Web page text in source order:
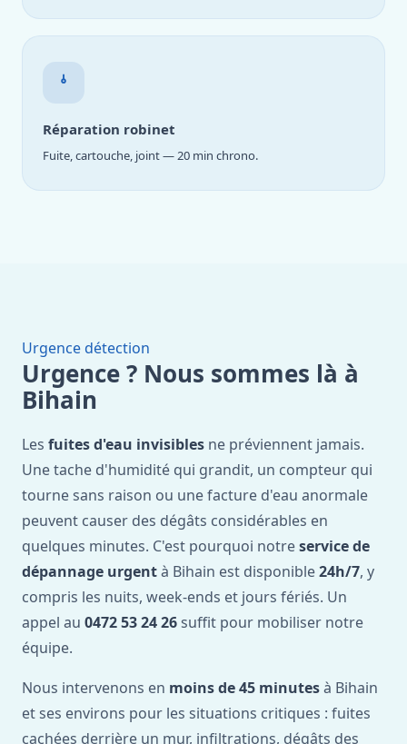
Réparation robinet
Fuite, cartouche, joint — 20 min chrono.
Urgence détection
Urgence ? Nous sommes là à
Bihain
Les fuites d'eau invisibles ne préviennent jamais.
Une tache d'humidité qui grandit, un compteur qui
tourne sans raison ou une facture d'eau anormale
peuvent causer des dégâts considérables en
quelques minutes. C'est pourquoi notreservice de
dépannage urgentà Bihain est disponible24h/7, y
compris les nuits, week-ends et jours fériés. Un
appel au 0472 53 24 26 suffit pour mobiliser notre
équipe.
Nous intervenons en moins de 45 minutesà Bihain
et ses environs pour les situations critiques : fuites
cachées derrière un mur, infiltrations, dégâts des